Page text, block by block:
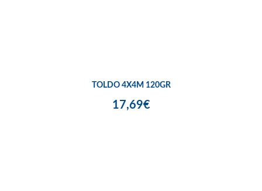
TOLDO 4X4M 120GR
17,69€